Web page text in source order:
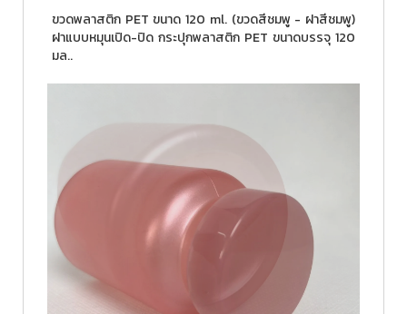
ขวดพลาสติก PET ขนาด 120 ml. (ขวดสีชมพู - ฝาสีชมพู)
ฝาแบบหมุนเปิด-ปิด กระปุกพลาสติก PET ขนาดบรรจุ 120
มล..